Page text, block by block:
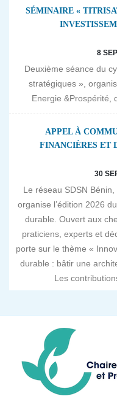
SÉMINAIRE «
8
Deuxième séance du
stratégiques »,
Energie &Prospérité,
APPEL À
FINANCIÈRES ET
30
Le réseau SDSN
organise l’édition 2026
durable. Ouvert aux
praticiens, experts et
porte sur le thème «
durable : bâtir une
Les